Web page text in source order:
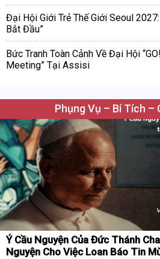
Đại Hội Giới Trẻ Thế Giới Seoul
Bắt Đầu”
Bức Tranh Toàn Cảnh Về Đại Hội
Meeting” Tại Assisi
Phụng Vụ – Bí Tích –
Ý Cầu Nguyện Của Đức Thánh
Nguyện Cho Việc Loan Báo Tin